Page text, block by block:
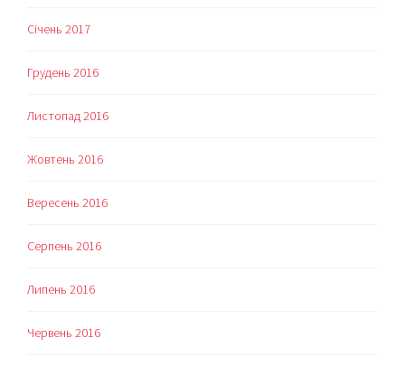
Січень 2017
Грудень 2016
Листопад 2016
Жовтень 2016
Вересень 2016
Серпень 2016
Липень 2016
Червень 2016